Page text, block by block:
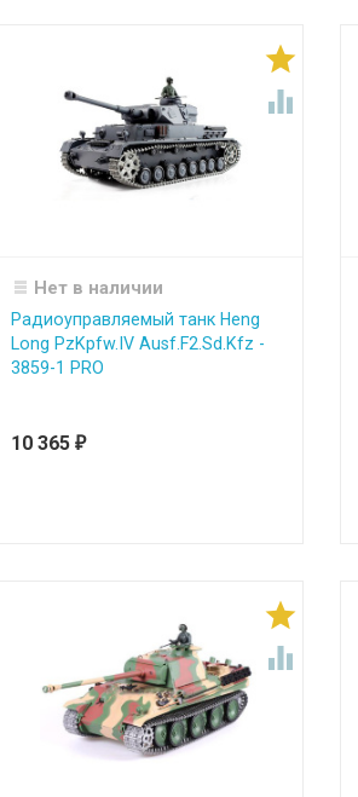


Нет в наличии
Радиоуправляемый танк Heng
Long PzKpfw.IV Ausf.F2.Sd.Kfz -
3859-1 PRO
10 365 ₽

